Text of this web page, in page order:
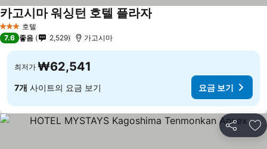
3 성급 호텔
카고시마 워싱턴 호텔 플라자
7.6 좋음 2,529 가고시마
최저가 ₩62,541
7개 사이트의 요금 보기 요금 보기
공유 즐